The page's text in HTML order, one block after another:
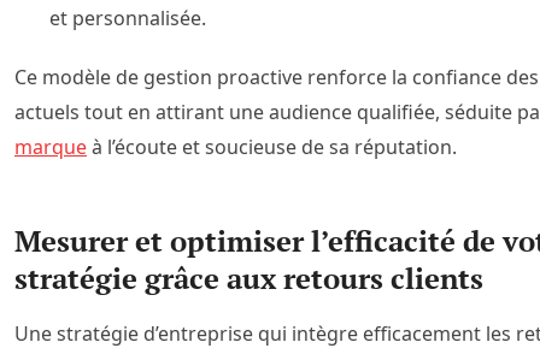
et personnalisée.
Ce modèle de gestion proactive renforce la confiance
actuels tout en attirant une audience qualifiée, séduite
marqueà l’écoute et soucieuse de sa réputation.
Mesurer et optimiser l’efficacité de
stratégie grâce aux retours clients
Une stratégie d’entreprise qui intègre efficacement les